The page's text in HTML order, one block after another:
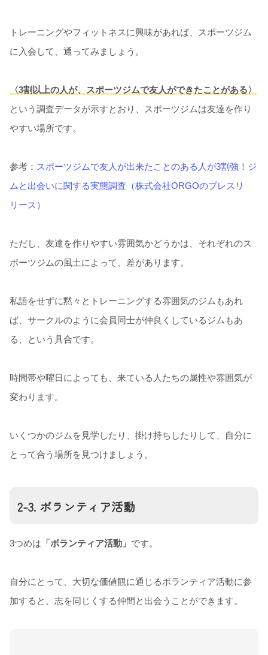
トレーニングやフィットネスに興味があれば、スポーツジム
に入会して、通ってみましょう。
〈3割以上の人が、スポーツジムで友人ができたことがある〉
という調査データが示すとおり、スポーツジムは友達を作り
やすい場所です。
参考： スポーツジムで友人が出来たことのある人が3割強！ジ
ムと出会いに関する実態調査（株式会社ORGOのプレスリ
リース）
ただし、友達を作りやすい雰囲気かどうかは、それぞれのス
ポーツジムの風土によって、差があります。
私語をせずに黙々とトレーニングする雰囲気のジムもあれ
ば、サークルのように会員同士が仲良くしているジムもあ
る、という具合です。
時間帯や曜日によっても、来ている人たちの属性や雰囲気が
変わります。
いくつかのジムを見学したり、掛け持ちしたりして、自分に
とって合う場所を見つけましょう。
2-3. ボランティア活動
3つめは 「ボランティア活動」 です。
自分にとって、大切な価値観に通じるボランティア活動に参
加すると、志を同じくする仲間と出会うことができます。